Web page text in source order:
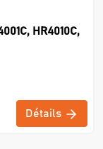
HR4010C,
Détails